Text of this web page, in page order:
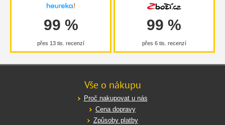
99 %
přes 13 tis. recenzí
99 %
přes 6 tis. recenzí
Vše o nákupu
Proč nakupovat u nás
Cena dopravy
Způsoby platby